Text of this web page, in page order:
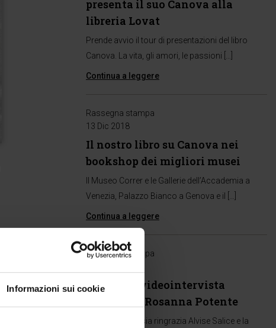
Informazioni sui cookie
presenta il suo Canova alla
libreria Lovat
Prende avvio il tour di presentazioni del libro
Canova. La vita, gli amori, le passioni […]
Continua a leggere
Rassegna stampa
13 Dic 2018
Il nostro libro su Canova nei
bookshop dei migliori musei
Il Museo Correr e le Gallerie dell’Accademia a
Venezia, Palazzo Bianco a Genova e il […]
Continua a leggere
Rassegna stampa
“Canova”: videointervista
all’autrice Rosanna Potente
Edizioni Chartesia ringrazia Alvise Salice e la